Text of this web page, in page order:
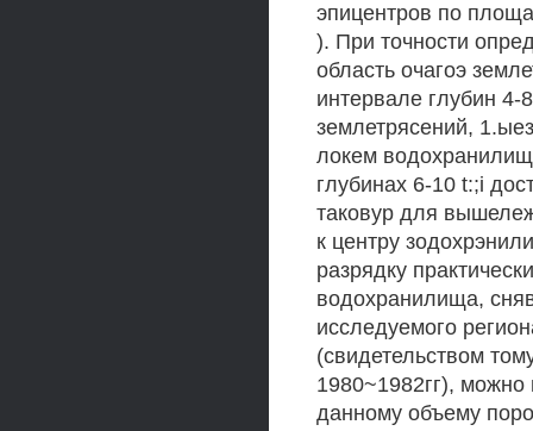
эпицентров по
). При точности
область очагоэ
интервале глубин 4-
землетрясений,
локем
глубинах 6-10 t:;i
таковур для
к центру
разрядку
водохранилища,
исследуемого
(свидетельством
1980~1982гг), можно
данному объему